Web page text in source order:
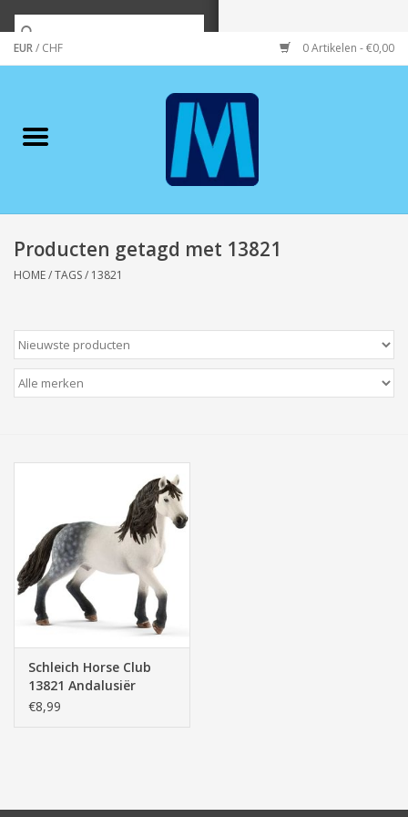
EUR/ CHF 0 Artikelen - €0,00
Merken
Wonen/koken/huishouden
Wenskaarten
Zeeuws/Streek
Elektra
Baby & Peuter
Speelgoed & hobby
Cadeau & feest
Producten getagd met 13821
HOME/TAGS/ 13821
Schleich Horse Club
13821 Andalusiër
Hengst
€8,99